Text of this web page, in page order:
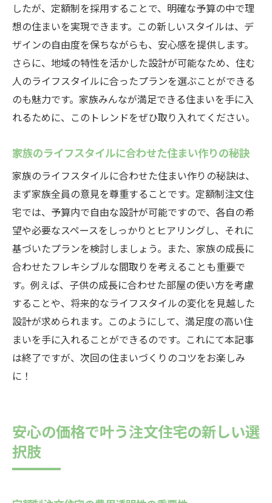
ライフ
注文住宅ライフの始め方ガイド
中津川市における住宅購入の流れ
安心の定額制注文住宅で始める新生活
初めての注文住宅でも安心できるプロセス
地元ならではのサポート体制と信頼感
したが、定額制を採用することで、明確な予算の中で理
想の住まいを実現できます。この新しいスタイルは、デ
ザインの自由度を保ちながらも、安心感を提供します。
さらに、地域の特性を活かした設計が可能なため、住む
人のライフスタイルに合ったプランを選ぶことができる
のも魅力です。家族みんなが満足できる住まいを手に入
れるために、このトレンドをぜひ取り入れてください。
家族のライフスタイルに合わせた住まい作りの秘訣
家族のライフスタイルに合わせた住まい作りの秘訣は、
まず家族全員の意見を尊重することです。定額制注文住
宅では、予算内で自由な設計が可能ですので、各自の希
望や必要なスペースをしっかりとヒアリングし、それに
基づいたプランを検討しましょう。また、家族の成長に
合わせたフレキシブルな間取りを考えることも重要で
す。例えば、子供の成長に合わせた部屋の使い方を考慮
することや、将来的なライフスタイルの変化を見越した
設計が求められます。このようにして、満足度の高い住
まいを手に入れることができるのです。これにて本記事
は終了ですが、次回の住まいづくりのコツをお楽しみ
に！
安心の価格で叶う注文住宅の新しい選
択肢